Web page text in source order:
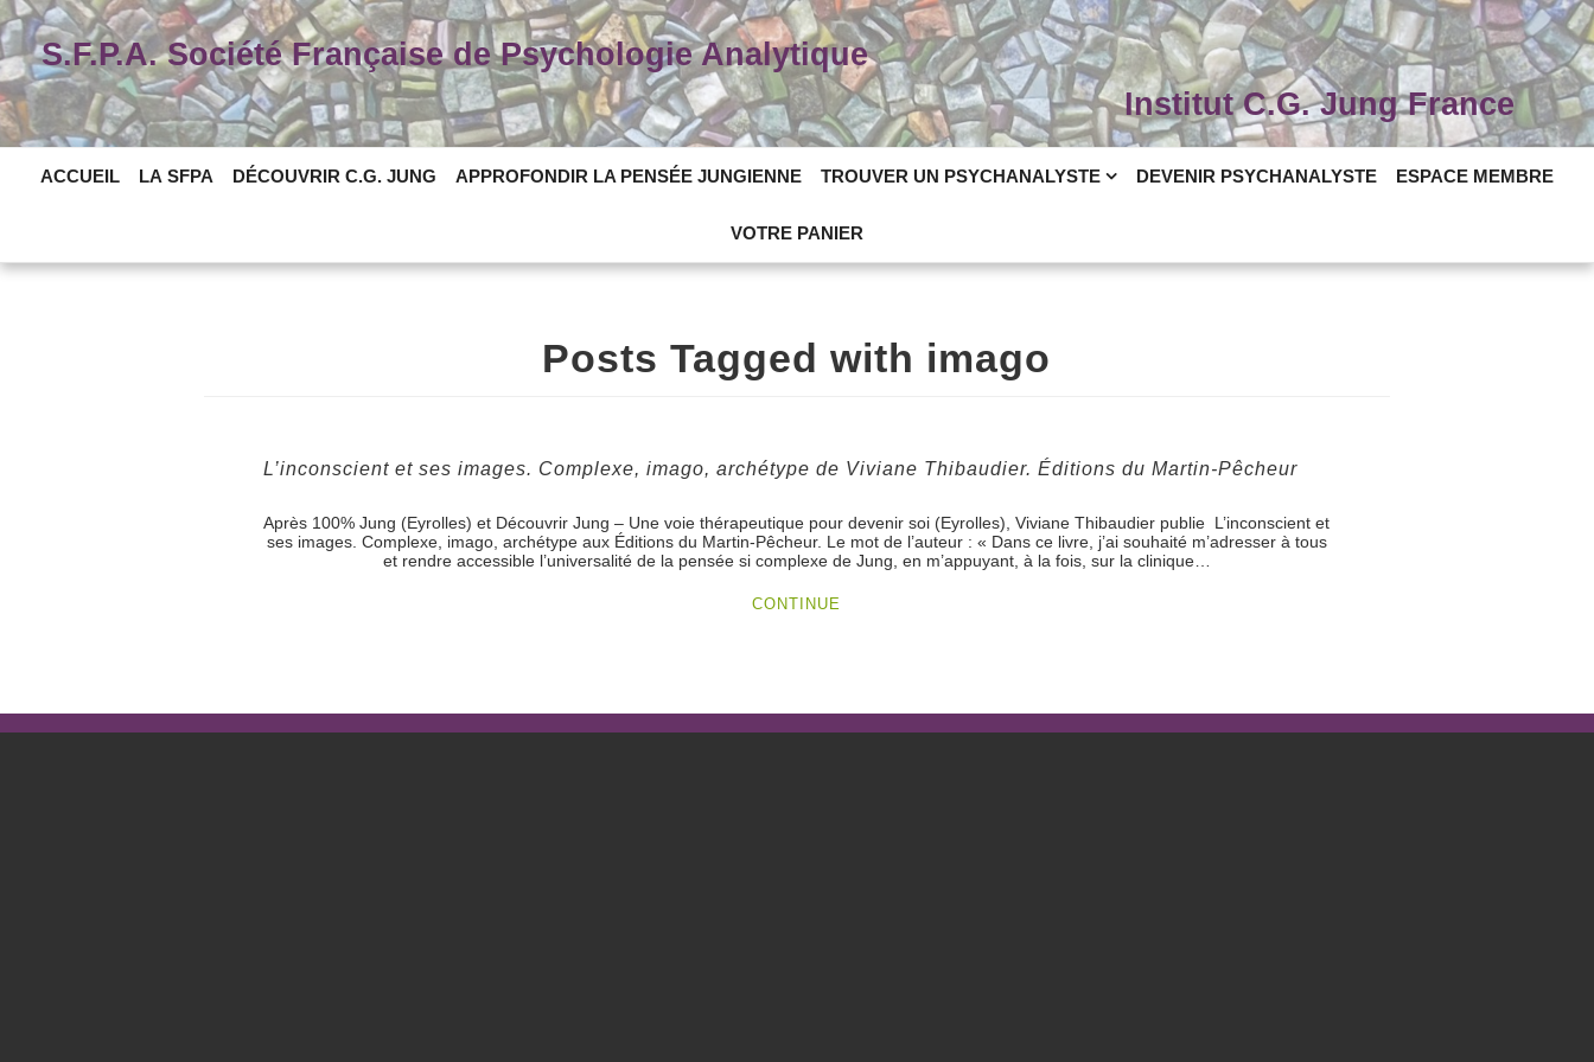
Skip
to
contentS.F.P.A. Société Française de Psychologie Analytique
Institut C.G. Jung France
ACCUEIL LA SFPA DÉCOUVRIR C.G. JUNG APPROFONDIR LA PENSÉE JUNGIENNE TROUVER UN PSYCHANALYSTE DEVENIR PSYCHANALYSTE ESPACE MEMBRE
VOTRE PANIER
Posts Tagged with imago
L’inconscient et ses images. Complexe, imago, archétype de Viviane Thibaudier. Éditions du Martin-Pêcheur
Après 100% Jung (Eyrolles) et Découvrir Jung – Une voie thérapeutique pour devenir soi (Eyrolles), Viviane Thibaudier publie L’inconscient et
ses images. Complexe, imago, archétype aux Éditions du Martin-Pêcheur. Le mot de l’auteur : « Dans ce livre, j’ai souhaité m’adresser à tous
et rendre accessible l’universalité de la pensée si complexe de Jung, en m’appuyant, à la fois, sur la clinique…
CONTINUE